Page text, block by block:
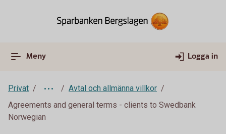
Meny Logga in
Privat
Avtal och allmänna villkor
Agreements and general terms - clients to Swedbank
Norwegian